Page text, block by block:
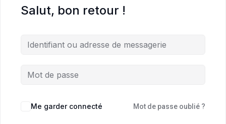
Salut, bon retour !
Me garder connecté Mot de passe oublié ?